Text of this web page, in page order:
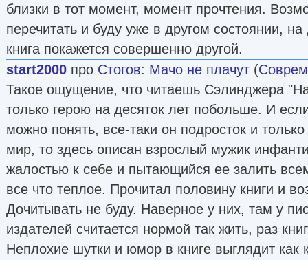
близки в тот момент, момент прочтения.
перечитать и буду уже в другом состоянии,
книга покажется совершенно другой.
start2000 про Стогов: Мачо не плачут (
Такое ощущение, что читаешь Сэлинджера
только герою на десяток лет побольше. И
можно понять, все-таки он подросток и
мир, то здесь описан взрослый мужик
жалостью к себе и пытающийся ее залить
все что теплое. Прочитал половину книги и
Дочитывать не буду. Наверное у них, там у
издателей считается нормой так жить, раз
Неплохие шутки и юмор в книге выглядит как